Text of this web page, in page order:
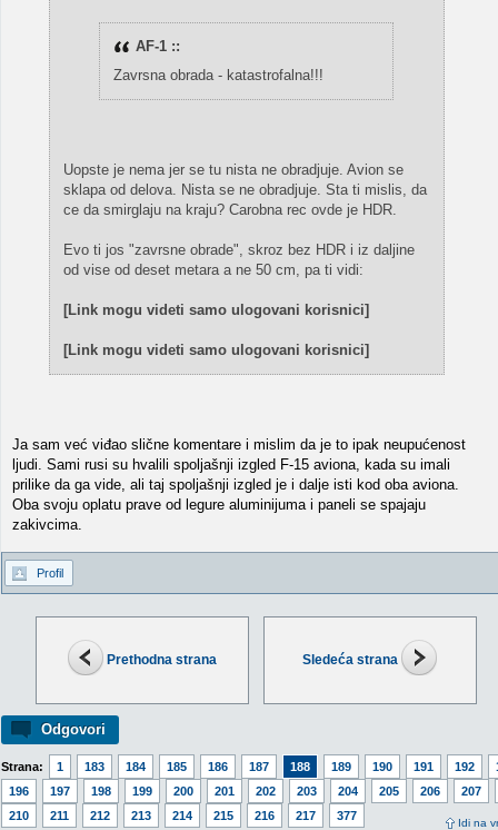
Prethodna strana Sledeća strana
Odgovori
Strana: 1 183 184 185 186 187 188 189 190 191 192
196
197 198 199 200 201 202 203 204 205 206
207
210
211 212 213 214 215 216 217 377
Idi na
AF-1 ::
Zavrsna obrada - katastrofalna!!!
Uopste je nema jer se tu nista ne obradjuje. Avion se
sklapa od delova. Nista se ne obradjuje. Sta ti mislis, da
ce da smirglaju na kraju? Carobna rec ovde je HDR.
Evo ti jos "zavrsne obrade", skroz bez HDR i iz daljine
od vise od deset metara a ne 50 cm, pa ti vidi:
[Link mogu videti samo ulogovani korisnici]
[Link mogu videti samo ulogovani korisnici]
Ja sam već viđao slične komentare i mislim da je to ipak neupućenost
ljudi. Sami rusi su hvalili spoljašnji izgled F-15 aviona, kada su imali
prilike da ga vide, ali taj spoljašnji izgled je i dalje isti kod oba aviona.
Oba svoju oplatu prave od legure aluminijuma i paneli se spajaju
zakivcima.
Profil